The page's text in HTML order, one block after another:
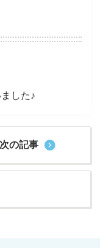
した♪
次の記事